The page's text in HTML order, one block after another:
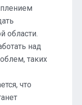
области.
над
таких
что